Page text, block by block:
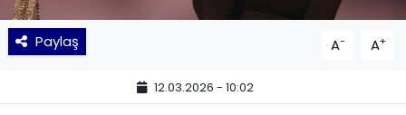
Paylaş A- A+
12.03.2026 - 10:02
TEKNOLOJİ
Yaşam